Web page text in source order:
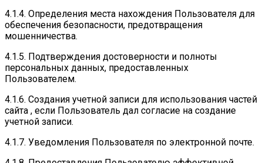
4.1.4. Определения места нахождения Пользователя для
обеспечения безопасности, предотвращения
мошенничества.
4.1.5. Подтверждения достоверности и полноты
персональных данных, предоставленных
Пользователем.
4.1.6. Создания учетной записи для использования частей
сайта , если Пользователь дал согласие на создание
учетной записи.
4.1.7. Уведомления Пользователя по электронной почте.